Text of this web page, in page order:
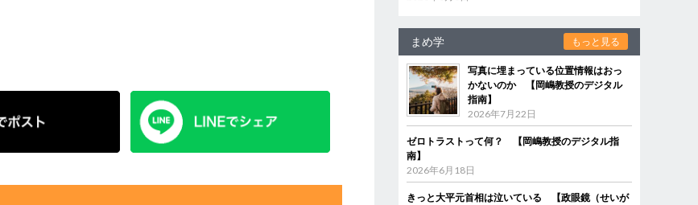
まめ学 もっと見る
写真に埋まっている位置情報はおっ
かないのか 【岡嶋教授のデジタル
指南】
2026年7月22日
ゼロトラストって何？ 【岡嶋教授のデジタル指
南】
2026年6月18日
きっと大平元首相は泣いている 【政眼鏡（せいが